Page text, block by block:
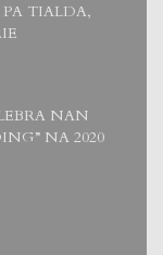
TIALDA,
NAN
NA 2020